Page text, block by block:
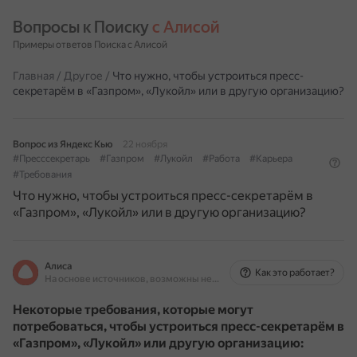
Вопросы к Поиску с Алисой
Примеры ответов Поиска с Алисой
Главная / Другое / Что нужно, чтобы устроиться пресс-
секретарём в «Газпром», «Лукойл» или в другую организацию?
Вопрос из Яндекс Кью
22 ноября
#Пресссекретарь
#Газпром #Лукойл #Работа
#Карьера
#Требования
Что нужно, чтобы устроиться пресс-секретарём в
«Газпром», «Лукойл» или в другую организацию?
Алиса
На основе источников, возможны неточности
Как это работает?
Некоторые требования, которые могут
потребоваться, чтобы устроиться пресс-секретарём в
«Газпром», «Лукойл» или другую организацию: